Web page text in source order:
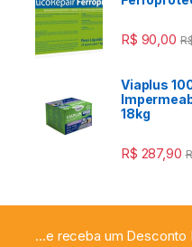
R$ 90,00
Viaplus
18kg
R$ 287,90
...e receba um Desconto